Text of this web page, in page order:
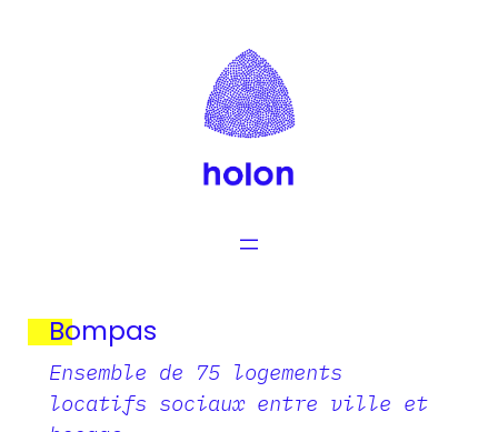
Bompas
Ensemble de 75 logements
locatifs sociaux entre ville et